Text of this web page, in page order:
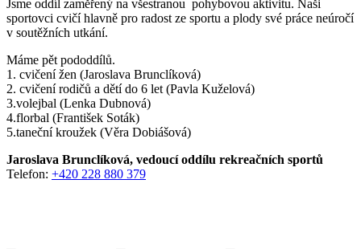
Jsme oddíl zaměřený na všestranou pohybovou aktivitu. Naši
sportovci cvičí hlavně pro radost ze sportu a plody své práce neúročí
v soutěžních utkání.
Máme pět pododdílů.
1. cvičení žen (Jaroslava Brunclíková)
2. cvičení rodičů a dětí do 6 let (Pavla Kuželová)
3.volejbal (Lenka Dubnová)
4.florbal (František Soták)
5.taneční kroužek (Věra Dobiášová)
Jaroslava Brunclíková, vedoucí oddílu rekreačních sportů
Telefon: +420 228 880 379